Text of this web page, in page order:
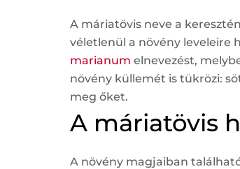
A máriatövis neve a
véletlenül a növény leveleire
marianum elnevezést,
növény küllemét is tükrözi:
meg őket.
A máriatövis
A növény magjaiban